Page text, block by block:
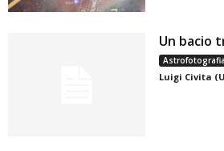
Un bacio
Astrofotografia
Luigi Civita